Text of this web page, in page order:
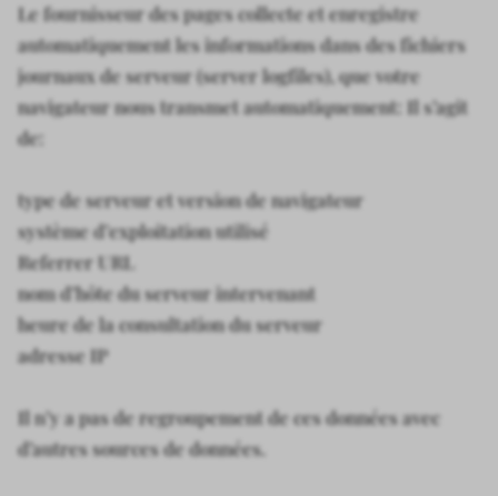
Le fournisseur des pages collecte et enregistre
automatiquement les informations dans des fichiers
journaux de serveur (server logfiles), que votre
navigateur nous transmet automatiquement: Il s’agit
de:
type de serveur et version de navigateur
système d’exploitation utilisé
Referrer URL
nom d’hôte du serveur intervenant
heure de la consultation du serveur
adresse IP
Il n’y a pas de regroupement de ces données avec
d’autres sources de données.